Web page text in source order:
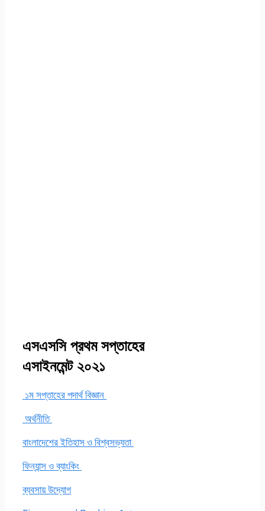
এসএসসি প্রথম সপ্তাহের
এসাইনমেন্ট ২০২১
১ম সপ্তাহের পদার্থ বিজ্ঞান
অর্থনীতি
বাংলাদেশের ইতিহাস ও বিশ্বসভ্যতা
ফিন্যান্স ও ব্যাংকিং
ব্যবসায় উদ্যোগ